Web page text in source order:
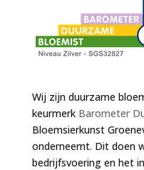
Wij zijn duurzame
keurmerk Barometer
Bloemsierkunst
onderneemt. Dit doen
bedrijfsvoering en het